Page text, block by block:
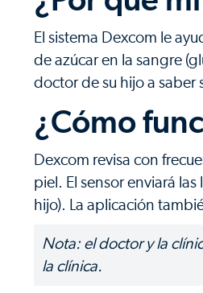
El sistema Dexcom le
de azúcar en la sangre
doctor de su hijo a saber
¿Cómo
Dexcom revisa con
piel. El sensor enviará
hijo). La aplicación
Nota: el doctor y la
la clínica.